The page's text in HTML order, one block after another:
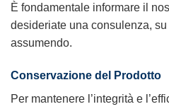
È fondamentale informare il
desideriate una consulenza,
assumendo.
Conservazione del Prodotto
Per mantenere l’integrità e